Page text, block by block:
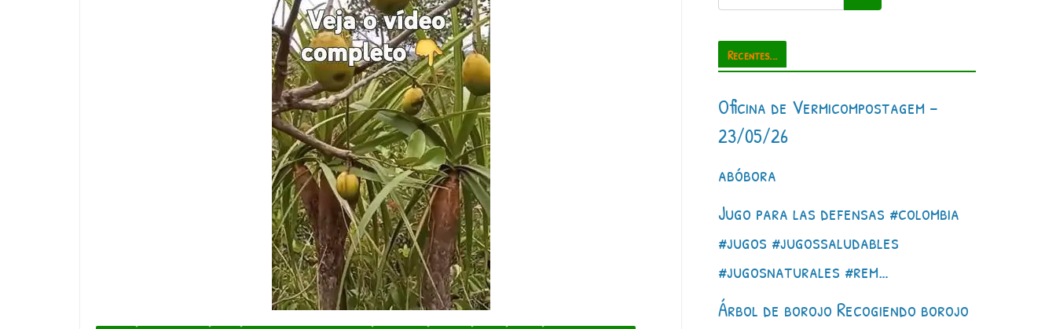
Recentes...
Oficina de Vermicompostagem –
23/05/26
abóbora
Jugo para las defensas #colombia
#jugos #jugossaludables
#jugosnaturales #rem…
Árbol de borojo Recogiendo borojo